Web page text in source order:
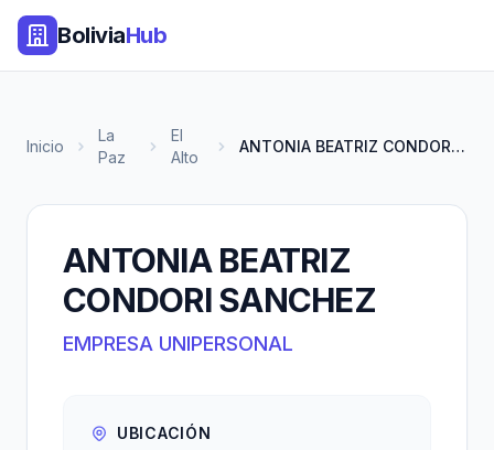
BoliviaHub
Inicio
La
Paz
El
Alto
ANTONIA BEATRIZ CONDORI SANCHE...
ANTONIA BEATRIZ
CONDORI SANCHEZ
EMPRESA UNIPERSONAL
UBICACIÓN